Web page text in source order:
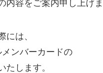
内容をご案内申し上げ
には、
ンバーカードの
たします。